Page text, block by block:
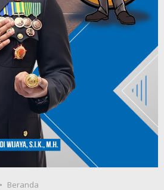
Beranda